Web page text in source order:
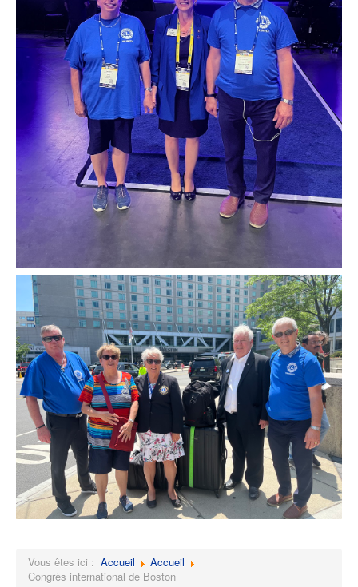
Vous êtes ici : Accueil
Accueil
Congrès international de Boston